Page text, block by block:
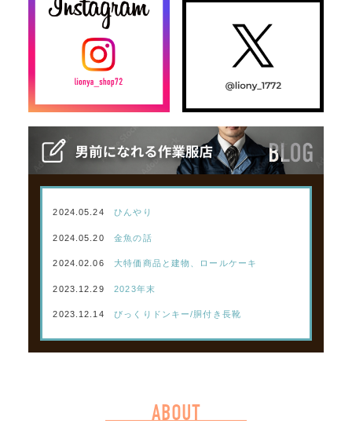
2024.05.24 ひんやり
2024.05.20 金魚の話
2024.02.06 大特価商品と建物、ロールケーキ
2023.12.29 2023年末
2023.12.14 びっくりドンキー/胴付き長靴
ABOUT